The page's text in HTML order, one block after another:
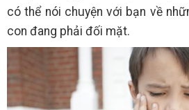
có thể nói chuyện với bạn về
con đang phải đối mặt.